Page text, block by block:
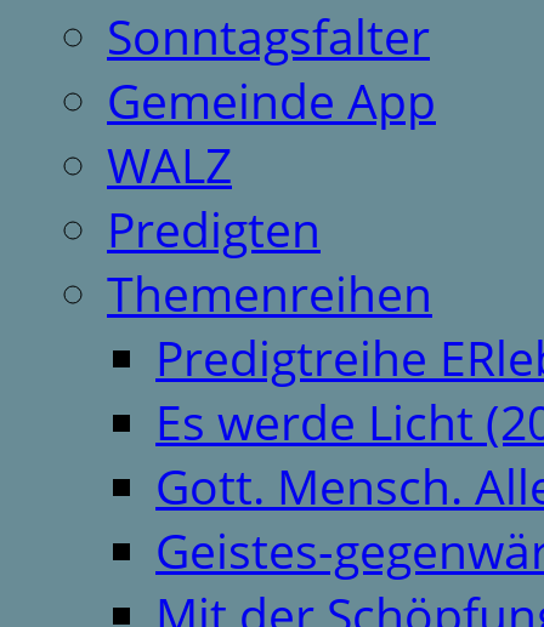
Sonntagsfalter
Gemeinde App
WALZ
Predigten
Themenreihen
Predigtreihe
Es werde Licht
Gott. Mensch.
Geistes-